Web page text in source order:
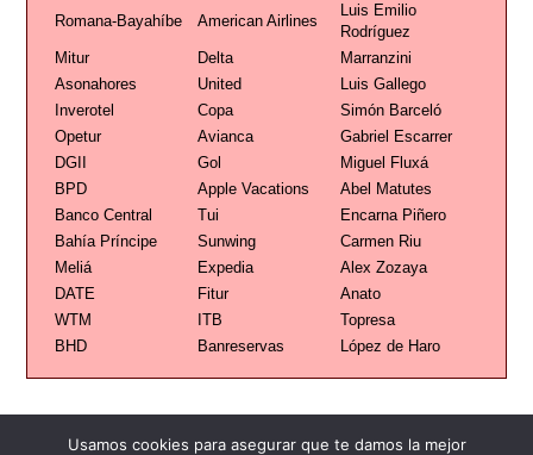
Romana-Bayahíbe American Airlines
Luis Emilio
Rodríguez
Mitur
Delta
Marranzini
Asonahores
United
Luis Gallego
Inverotel
Copa
Simón Barceló
Opetur
Avianca
Gabriel Escarrer
DGII
Gol
Miguel Fluxá
BPD
Apple Vacations
Abel Matutes
Banco Central
Tui
Encarna Piñero
Bahía Príncipe
Sunwing
Carmen Riu
Meliá
Expedia
Alex Zozaya
DATE
Fitur
Anato
WTM
ITB
Topresa
BHD
Banreservas López de Haro
Usamos cookies para asegurar que te damos la mejor